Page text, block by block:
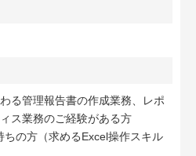
る管理報告書の作成業務、レポ
ス業務のご経験がある方
ちの方（求めるExcel操作スキル